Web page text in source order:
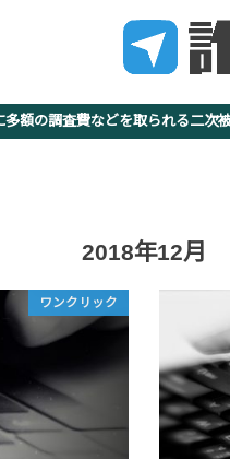
多額の調査費などを取られる
2018年12月
ワンクリック